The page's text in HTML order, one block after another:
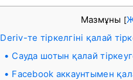
Мазмұны [
Deriv-те тіркелгіні қалай
Сауда шотын қалай
Facebook аккаунтымен